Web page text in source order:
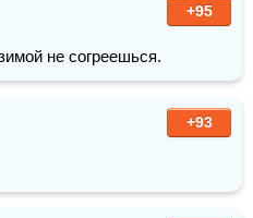
+95
не согреешься.
+93